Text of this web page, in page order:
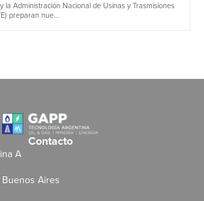
la Administración Nacional de Usinas y Trasmisiones
preparan nue...
Contacto
A
Aires